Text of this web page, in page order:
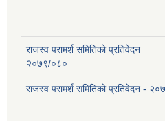
राजस्व परामर्श समितिको प्रतिवेदन
२०७९/०८०
राजस्व परामर्श समितिको प्रतिवेदन -